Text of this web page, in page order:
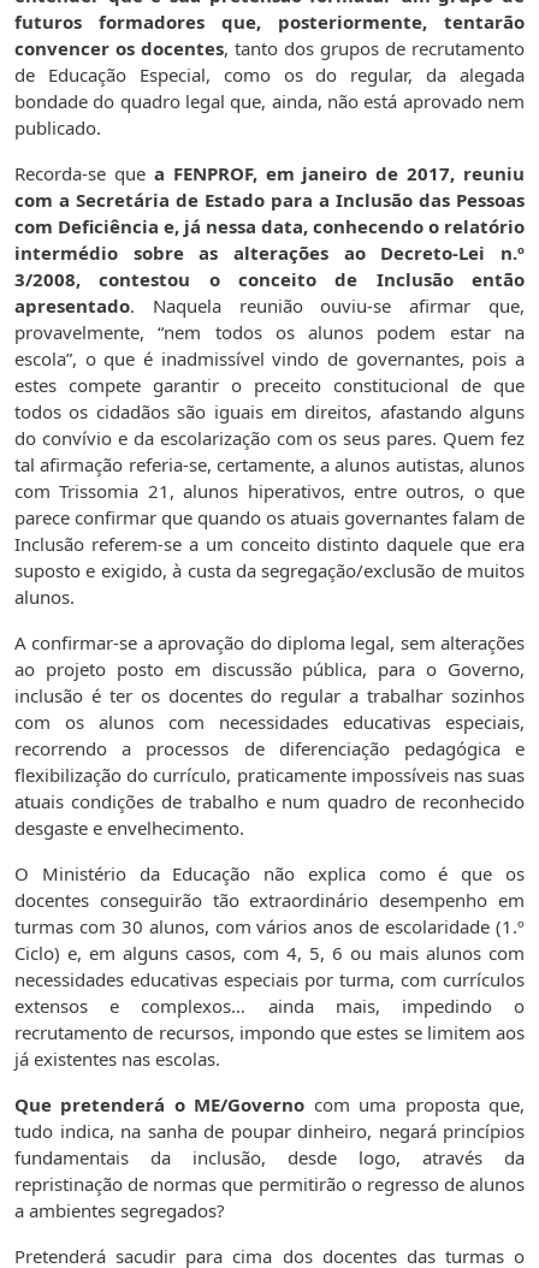
futuros formadores que, posteriormente, tentarão
convencer os docentes, tanto dos grupos de recrutamento
de Educação Especial, como os do regular, da alegada
bondade do quadro legal que, ainda, não está aprovado nem
publicado.
Recorda-se que a FENPROF, em janeiro de 2017, reuniu
com a Secretária de Estado para a Inclusão das Pessoas
com Deficiência e, já nessa data, conhecendo o relatório
intermédio sobre as alterações ao Decreto-Lei n.º
3/2008, contestou o conceito de Inclusão então
apresentado. Naquela reunião ouviu-se afirmar que,
provavelmente, “nem todos os alunos podem estar na
escola”, o que é inadmissível vindo de governantes, pois a
estes compete garantir o preceito constitucional de que
todos os cidadãos são iguais em direitos, afastando alguns
do convívio e da escolarização com os seus pares. Quem fez
tal afirmação referia-se, certamente, a alunos autistas, alunos
com Trissomia 21, alunos hiperativos, entre outros, o que
parece confirmar que quando os atuais governantes falam de
Inclusão referem-se a um conceito distinto daquele que era
suposto e exigido, à custa da segregação/exclusão de muitos
alunos.
A confirmar-se a aprovação do diploma legal, sem alterações
ao projeto posto em discussão pública, para o Governo,
inclusão é ter os docentes do regular a trabalhar sozinhos
com os alunos com necessidades educativas especiais,
recorrendo a processos de diferenciação pedagógica e
flexibilização do currículo, praticamente impossíveis nas suas
atuais condições de trabalho e num quadro de reconhecido
desgaste e envelhecimento.
O Ministério da Educação não explica como é que os
docentes conseguirão tão extraordinário desempenho em
turmas com 30 alunos, com vários anos de escolaridade (1.º
Ciclo) e, em alguns casos, com 4, 5, 6 ou mais alunos com
necessidades educativas especiais por turma, com currículos
extensos e complexos… ainda mais, impedindo o
recrutamento de recursos, impondo que estes se limitem aos
já existentes nas escolas.
Que pretenderá o ME/Governo com uma proposta que,
tudo indica, na sanha de poupar dinheiro, negará princípios
fundamentais da inclusão, desde logo, através da
repristinação de normas que permitirão o regresso de alunos
a ambientes segregados?
Pretenderá sacudir para cima dos docentes das turmas o